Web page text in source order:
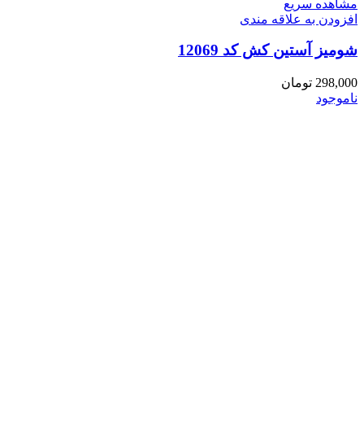
مشاهده سریع
افزودن به علاقه مندی
شومیز آستین کش کد 12069
298,000 تومان
ناموجود